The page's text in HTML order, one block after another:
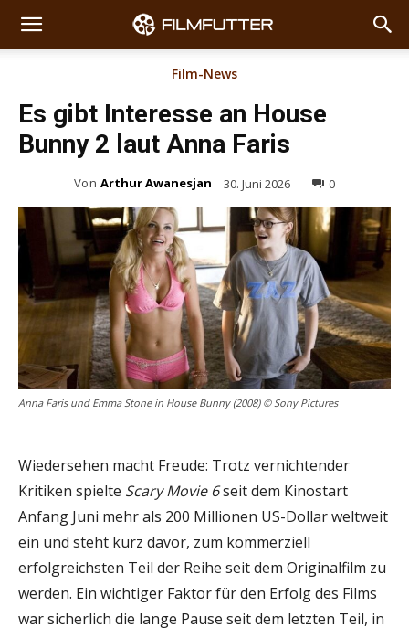
Film-News
Es gibt Interesse an House
Bunny 2 laut Anna Faris
Von Arthur Awanesjan 30. Juni 2026 0
Anna Faris und Emma Stone in House Bunny (2008) © Sony Pictures
Wiedersehen macht Freude: Trotz vernichtender
Kritiken spielte Scary Movie 6seit dem Kinostart
Anfang Juni mehr als 200 Millionen US-Dollar weltweit
ein und steht kurz davor, zum kommerziell
erfolgreichsten Teil der Reihe seit dem Originalfilm zu
werden. Ein wichtiger Faktor für den Erfolg des Films
war sicherlich die lange Pause seit dem letzten Teil, in